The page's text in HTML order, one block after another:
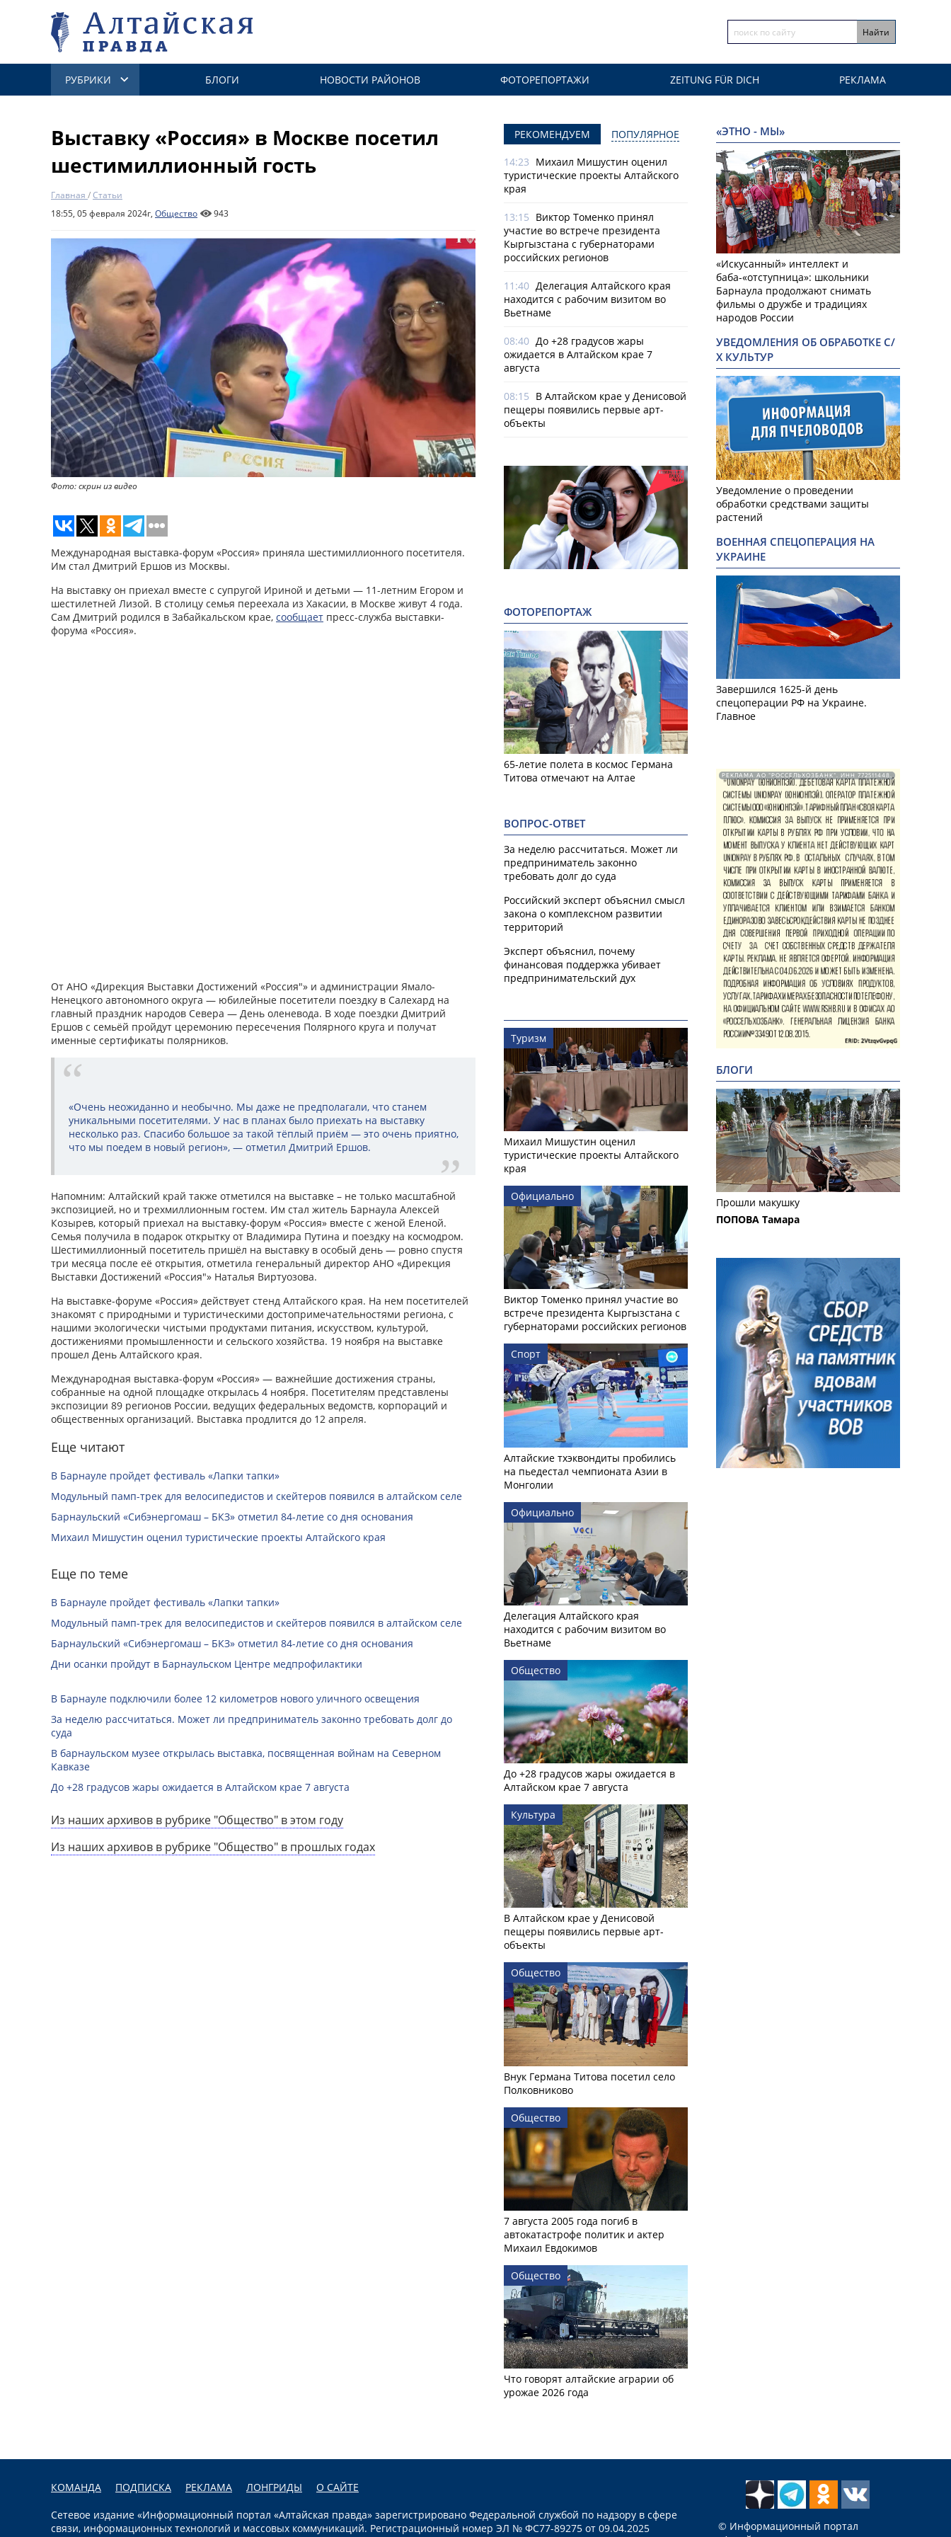
РУБРИКИ БЛОГИ НОВОСТИ РАЙОНОВ ФОТОРЕПОРТАЖИ ZEITUNG FÜR DICH РЕКЛАМА
Выставку «Россия» в Москве посетил
шестимиллионный гость
Главная /Статьи
18:55, 05 февраля 2024г, Общество 943
Фото: скрин из видео
Международная выставка-форум «Россия» приняла шестимиллионного посетителя.
Им стал Дмитрий Ершов из Москвы.
На выставку он приехал вместе с супругой Ириной и детьми — 11-летним Егором и
шестилетней Лизой. В столицу семья переехала из Хакасии, в Москве живут 4 года.
Сам Дмитрий родился в Забайкальском крае, сообщает пресс-служба выставки-
форума «Россия».
От АНО «Дирекция Выставки Достижений «Россия"» и администрации Ямало-
Ненецкого автономного округа — юбилейные посетители поездку в Салехард на
главный праздник народов Севера — День оленевода. В ходе поездки Дмитрий
Ершов с семьёй пройдут церемонию пересечения Полярного круга и получат
именные сертификаты полярников.
«Очень неожиданно и необычно. Мы даже не предполагали, что станем
уникальными посетителями. У нас в планах было приехать на выставку
несколько раз. Спасибо большое за такой тёплый приём — это очень приятно,
что мы поедем в новый регион», — отметил Дмитрий Ершов.
Напомним: Алтайский край также отметился на выставке – не только масштабной
экспозицией, но и трехмиллионным гостем. Им стал житель Барнаула Алексей
Козырев, который приехал на выставку-форум «Россия» вместе с женой Еленой.
Семья получила в подарок открытку от Владимира Путина и поездку на космодром.
Шестимиллионный посетитель пришёл на выставку в особый день — ровно спустя
три месяца после её открытия, отметила генеральный директор АНО «Дирекция
Выставки Достижений «Россия"» Наталья Виртуозова.
На выставке-форуме «Россия» действует стенд Алтайского края. На нем посетителей
знакомят с природными и туристическими достопримечательностями региона, с
нашими экологически чистыми продуктами питания, искусством, культурой,
достижениями промышленности и сельского хозяйства. 19 ноября на выставке
прошел День Алтайского края.
Международная выставка-форум «Россия» — важнейшие достижения страны,
собранные на одной площадке открылась 4 ноября. Посетителям представлены
экспозиции 89 регионов России, ведущих федеральных ведомств, корпораций и
общественных организаций. Выставка продлится до 12 апреля.
Еще читают
В Барнауле пройдет фестиваль «Лапки тапки»
Модульный памп-трек для велосипедистов и скейтеров появился в алтайском селе
Барнаульский «Сибэнергомаш – БКЗ» отметил 84-летие со дня основания
Михаил Мишустин оценил туристические проекты Алтайского края
Еще по теме
В Барнауле пройдет фестиваль «Лапки тапки»
Модульный памп-трек для велосипедистов и скейтеров появился в алтайском селе
Барнаульский «Сибэнергомаш – БКЗ» отметил 84-летие со дня основания
Дни осанки пройдут в Барнаульском Центре медпрофилактики
В Барнауле подключили более 12 километров нового уличного освещения
За неделю рассчитаться. Может ли предприниматель законно требовать долг до
суда
В барнаульском музее открылась выставка, посвященная войнам на Северном
Кавказе
До +28 градусов жары ожидается в Алтайском крае 7 августа
Из наших архивов в рубрике "Общество" в этом году
Из наших архивов в рубрике "Общество" в прошлых годах
РЕКОМЕНДУЕМ ПОПУЛЯРНОЕ
14:23 Михаил Мишустин оценил
туристические проекты Алтайского
края
13:15 Виктор Томенко принял
участие во встрече президента
Кыргызстана с губернаторами
российских регионов
11:40 Делегация Алтайского края
находится с рабочим визитом во
Вьетнаме
08:40 До +28 градусов жары
ожидается в Алтайском крае 7
августа
08:15 В Алтайском крае у Денисовой
пещеры появились первые арт-
объекты
ФОТОРЕПОРТАЖ
65-летие полета в космос Германа
Титова отмечают на Алтае
ВОПРОС-ОТВЕТ
За неделю рассчитаться. Может ли
предприниматель законно
требовать долг до суда
Российский эксперт объяснил смысл
закона о комплексном развитии
территорий
Эксперт объяснил, почему
финансовая поддержка убивает
предпринимательский дух
Туризм
Михаил Мишустин оценил
туристические проекты Алтайского
края
Официально
Виктор Томенко принял участие во
встрече президента Кыргызстана с
губернаторами российских регионов
Спорт
Алтайские тхэквондиты пробились
на пьедестал чемпионата Азии в
Монголии
Официально
Делегация Алтайского края
находится с рабочим визитом во
Вьетнаме
Общество
До +28 градусов жары ожидается в
Алтайском крае 7 августа
Культура
В Алтайском крае у Денисовой
пещеры появились первые арт-
объекты
Общество
Внук Германа Титова посетил село
Полковниково
Общество
7 августа 2005 года погиб в
автокатастрофе политик и актер
Михаил Евдокимов
Общество
Что говорят алтайские аграрии об
урожае 2026 года
«ЭТНО - МЫ»
«Искусанный» интеллект и
баба-«отступница»: школьники
Барнаула продолжают снимать
фильмы о дружбе и традициях
народов России
УВЕДОМЛЕНИЯ ОБ ОБРАБОТКЕ С/
Х КУЛЬТУР
Уведомление о проведении
обработки средствами защиты
растений
ВОЕННАЯ СПЕЦОПЕРАЦИЯ НА
УКРАИНЕ
Завершился 1625-й день
спецоперации РФ на Украине.
Главное
РЕКЛАМА АО "РОССЕЛЬХОЗБАНК". ИНН 772511448.
БЛОГИ
Прошли макушку
ПОПОВА Тамара
КОМАНДА ПОДПИСКА РЕКЛАМА ЛОНГРИДЫ О САЙТЕ
Сетевое издание «Информационный портал «Алтайская правда» зарегистрировано Федеральной службой по надзору в сфере
связи, информационных технологий и массовых коммуникаций. Регистрационный номер ЭЛ № ФС77-89275 от 09.04.2025
© Информационный портал